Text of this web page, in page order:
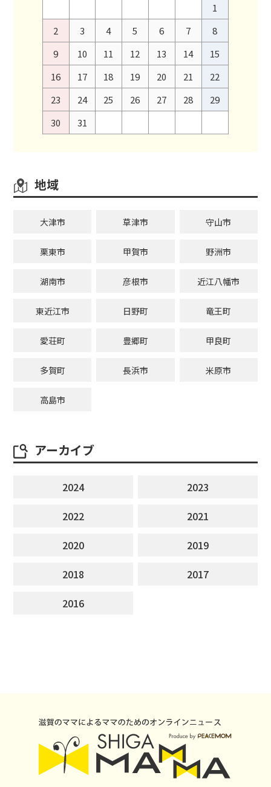
1
2
3 4 5 6 7
8
9
10 11 12 13 14
15
16
17 18 19 20 21
22
23
24 25 26 27 28
29
30
31
地域
大津市 草津市 守山市
栗東市 甲賀市 野洲市
湖南市 彦根市 近江八幡市
東近江市 日野町 竜王町
愛荘町 豊郷町 甲良町
多賀町 長浜市 米原市
高島市
アーカイブ
2024
2023
2022
2021
2020
2019
2018
2017
2016